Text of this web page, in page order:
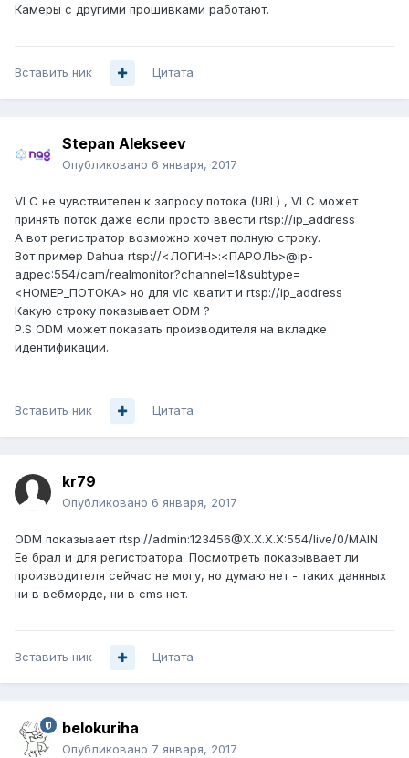
Камеры с другими прошивками работают.
Вставить ник Цитата
Stepan Alekseev
Опубликовано 6 января, 2017
VLC не чувствителен к запросу потока (URL) , VLC может
принять поток даже если просто ввести rtsp://ip_address
А вот регистратор возможно хочет полную строку.
Вот пример Dahua rtsp://<ЛОГИН>:<ПАРОЛЬ>@ip-
адрес:554/cam/realmonitor?channel=1&subtype=
<НОМЕР_ПОТОКА> но для vlc хватит и rtsp://ip_address
Какую строку показывает ODM ?
P.S ODM может показать производителя на вкладке
идентификации.
Вставить ник Цитата
kr79
Опубликовано 6 января, 2017
ODM показывает rtsp://admin:123456@X.X.X.X:554/live/0/MAIN
Ее брал и для регистратора. Посмотреть показыввает ли
производителя сейчас не могу, но думаю нет - таких даннных
ни в вебморде, ни в cms нет.
Вставить ник Цитата
belokuriha
Опубликовано 7 января, 2017